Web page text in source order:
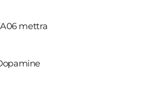
mettra